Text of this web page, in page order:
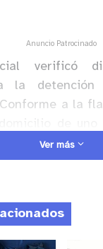
Anuncio Patrocinado
verificó
la
a la
voluntaria,
dos
un tercer sujeto
de
Ver más